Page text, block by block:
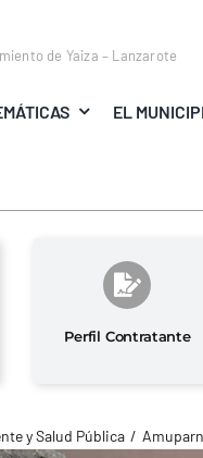
de Yaiza – Lanzarote
EL
Perfil Contratante
y Salud Pública